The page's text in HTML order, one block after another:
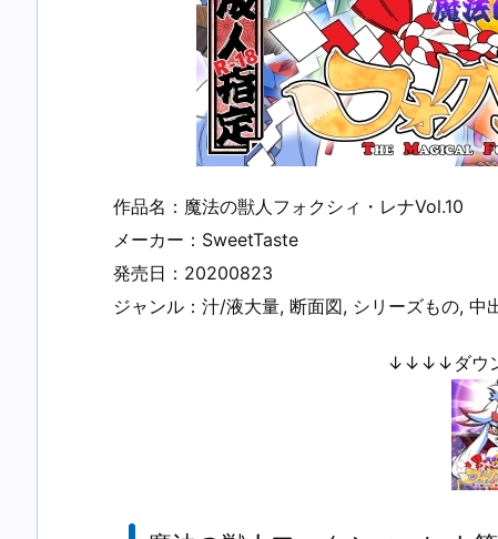
作品名：魔法の獣人フォクシィ・レナVol.10
メーカー：SweetTaste
発売日：20200823
ジャンル：汁/液大量, 断面図, シリーズもの,
↓↓↓↓ダウ